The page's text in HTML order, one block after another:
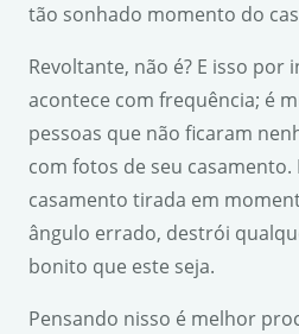
tão sonhado momento do
Revoltante, não é? E isso por
acontece com frequência; é
pessoas que não ficaram
com fotos de seu casamento.
casamento tirada em
ângulo errado, destrói
bonito que este seja.
Pensando nisso é melhor